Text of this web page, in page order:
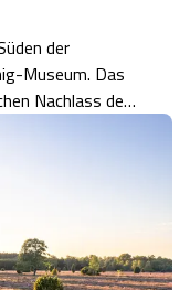
der
Museum. Das
Nachlass des
1944).
Königs, son…